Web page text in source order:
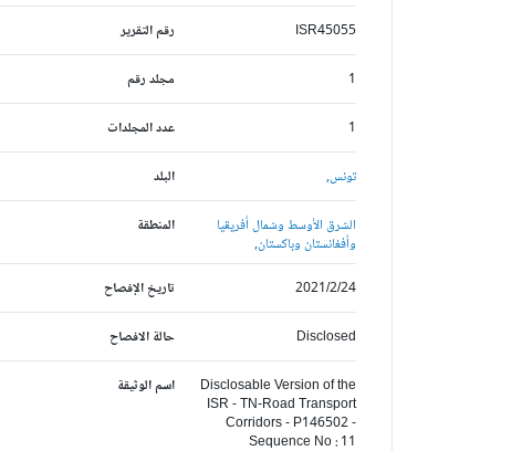
رقم التقرير
ISR45055
مجلد رقم 1
عدد المجلدات 1
البلد تونس,
المنطقة
الشرق الأوسط وشمال أفريقيا
وأفغانستان وباكستان,
تاريخ الإفصاح
2021/2/24
حالة الافصاح Disclosed
اسم الوثيقة
Disclosable Version of the
ISR - TN-Road Transport
Corridors - P146502 -
Sequence No : 11